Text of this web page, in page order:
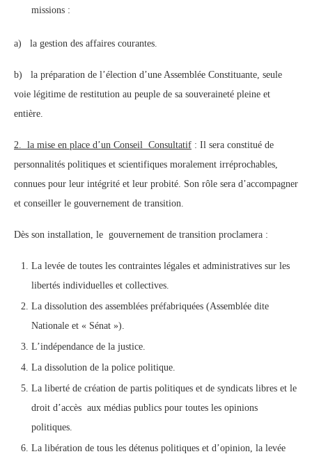
missions :
a) la gestion des affaires courantes.
b) la préparation de l’élection d’une Assemblée Constituante, seule
voie légitime de restitution au peuple de sa souveraineté pleine et
entière.
2. la mise en place d’un Conseil Consultatif : Il sera constitué de
personnalités politiques et scientifiques moralement irréprochables,
connues pour leur intégrité et leur probité. Son rôle sera d’accompagner
et conseiller le gouvernement de transition.
Dès son installation, le gouvernement de transition proclamera :
La levée de toutes les contraintes légales et administratives sur les
libertés individuelles et collectives.
La dissolution des assemblées préfabriquées (Assemblée dite
Nationale et « Sénat »).
L’indépendance de la justice.
La dissolution de la police politique.
La liberté de création de partis politiques et de syndicats libres et le
droit d’accès aux médias publics pour toutes les opinions
politiques.
La libération de tous les détenus politiques et d’opinion, la levée